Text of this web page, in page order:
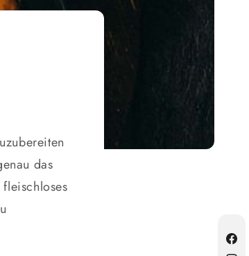
das